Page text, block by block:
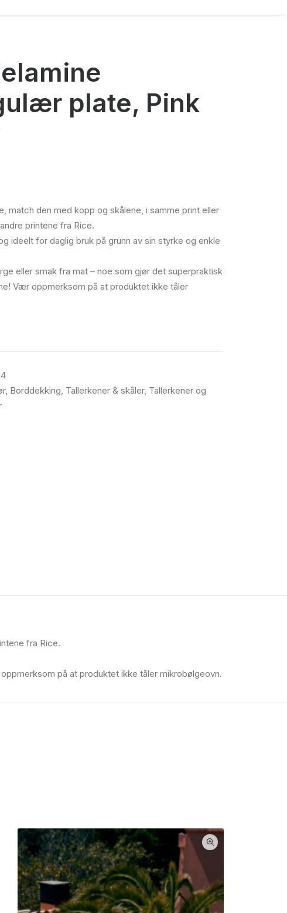
plate, Pink
match den med kopp og skålene, i samme print eller
printene fra Rice.
ideelt for daglig bruk på grunn av sin styrke og enkle
eller smak fra mat – noe som gjør det superpraktisk
Vær oppmerksom på at produktet ikke tåler
, Borddekking, Tallerkener & skåler, Tallerkener og
fra Rice.
på at produktet ikke tåler mikrobølgeovn.